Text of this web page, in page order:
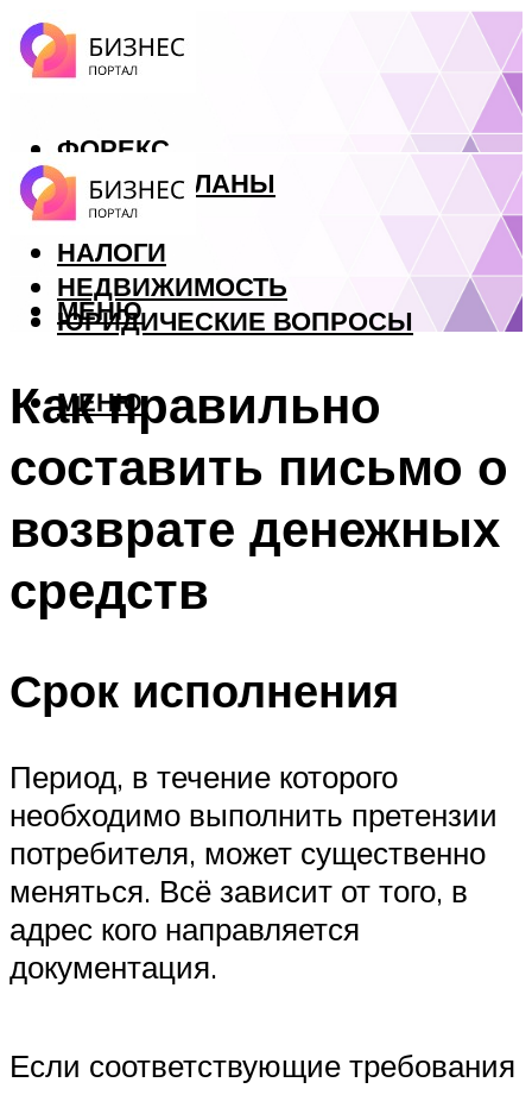
ФОРЕКС
БИЗНЕС ПЛАНЫ
КРЕДИТЫ
НАЛОГИ
НЕДВИЖИМОСТЬ
ЮРИДИЧЕСКИЕ ВОПРОСЫ
МЕНЮ
МЕНЮ
Как правильно
составить письмо о
возврате денежных
средств
Срок исполнения
Период, в течение которого
необходимо выполнить претензии
потребителя, может существенно
меняться. Всё зависит от того, в
адрес кого направляется
документация.
Если соответствующие требования